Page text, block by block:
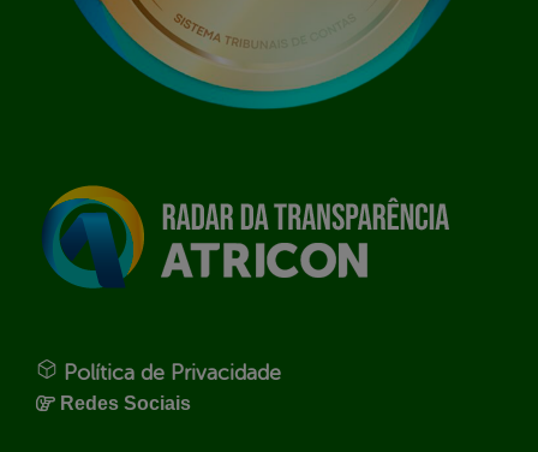
Política de Privacidade
Redes Sociais